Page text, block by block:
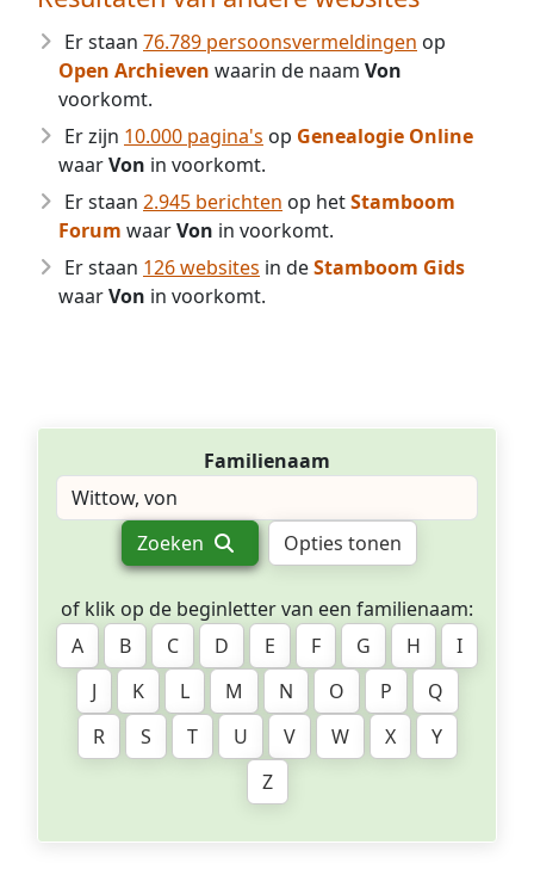
Er staan 76.789 persoonsvermeldingen op
Open Archieven waarin de naam Von
voorkomt.
Er zijn 10.000 pagina's op Genealogie Online
waarVon in voorkomt.
Er staan 2.945 berichten op hetStamboom
Forum waarVon in voorkomt.
Er staan 126 websites in deStamboom Gids
waarVon in voorkomt.
Familienaam
Zoeken Opties tonen
of klik op de beginletter van een familienaam:
A
B C D E F G H
I
J
K L M N O P
Q
R
S T U V W X
Y
Z